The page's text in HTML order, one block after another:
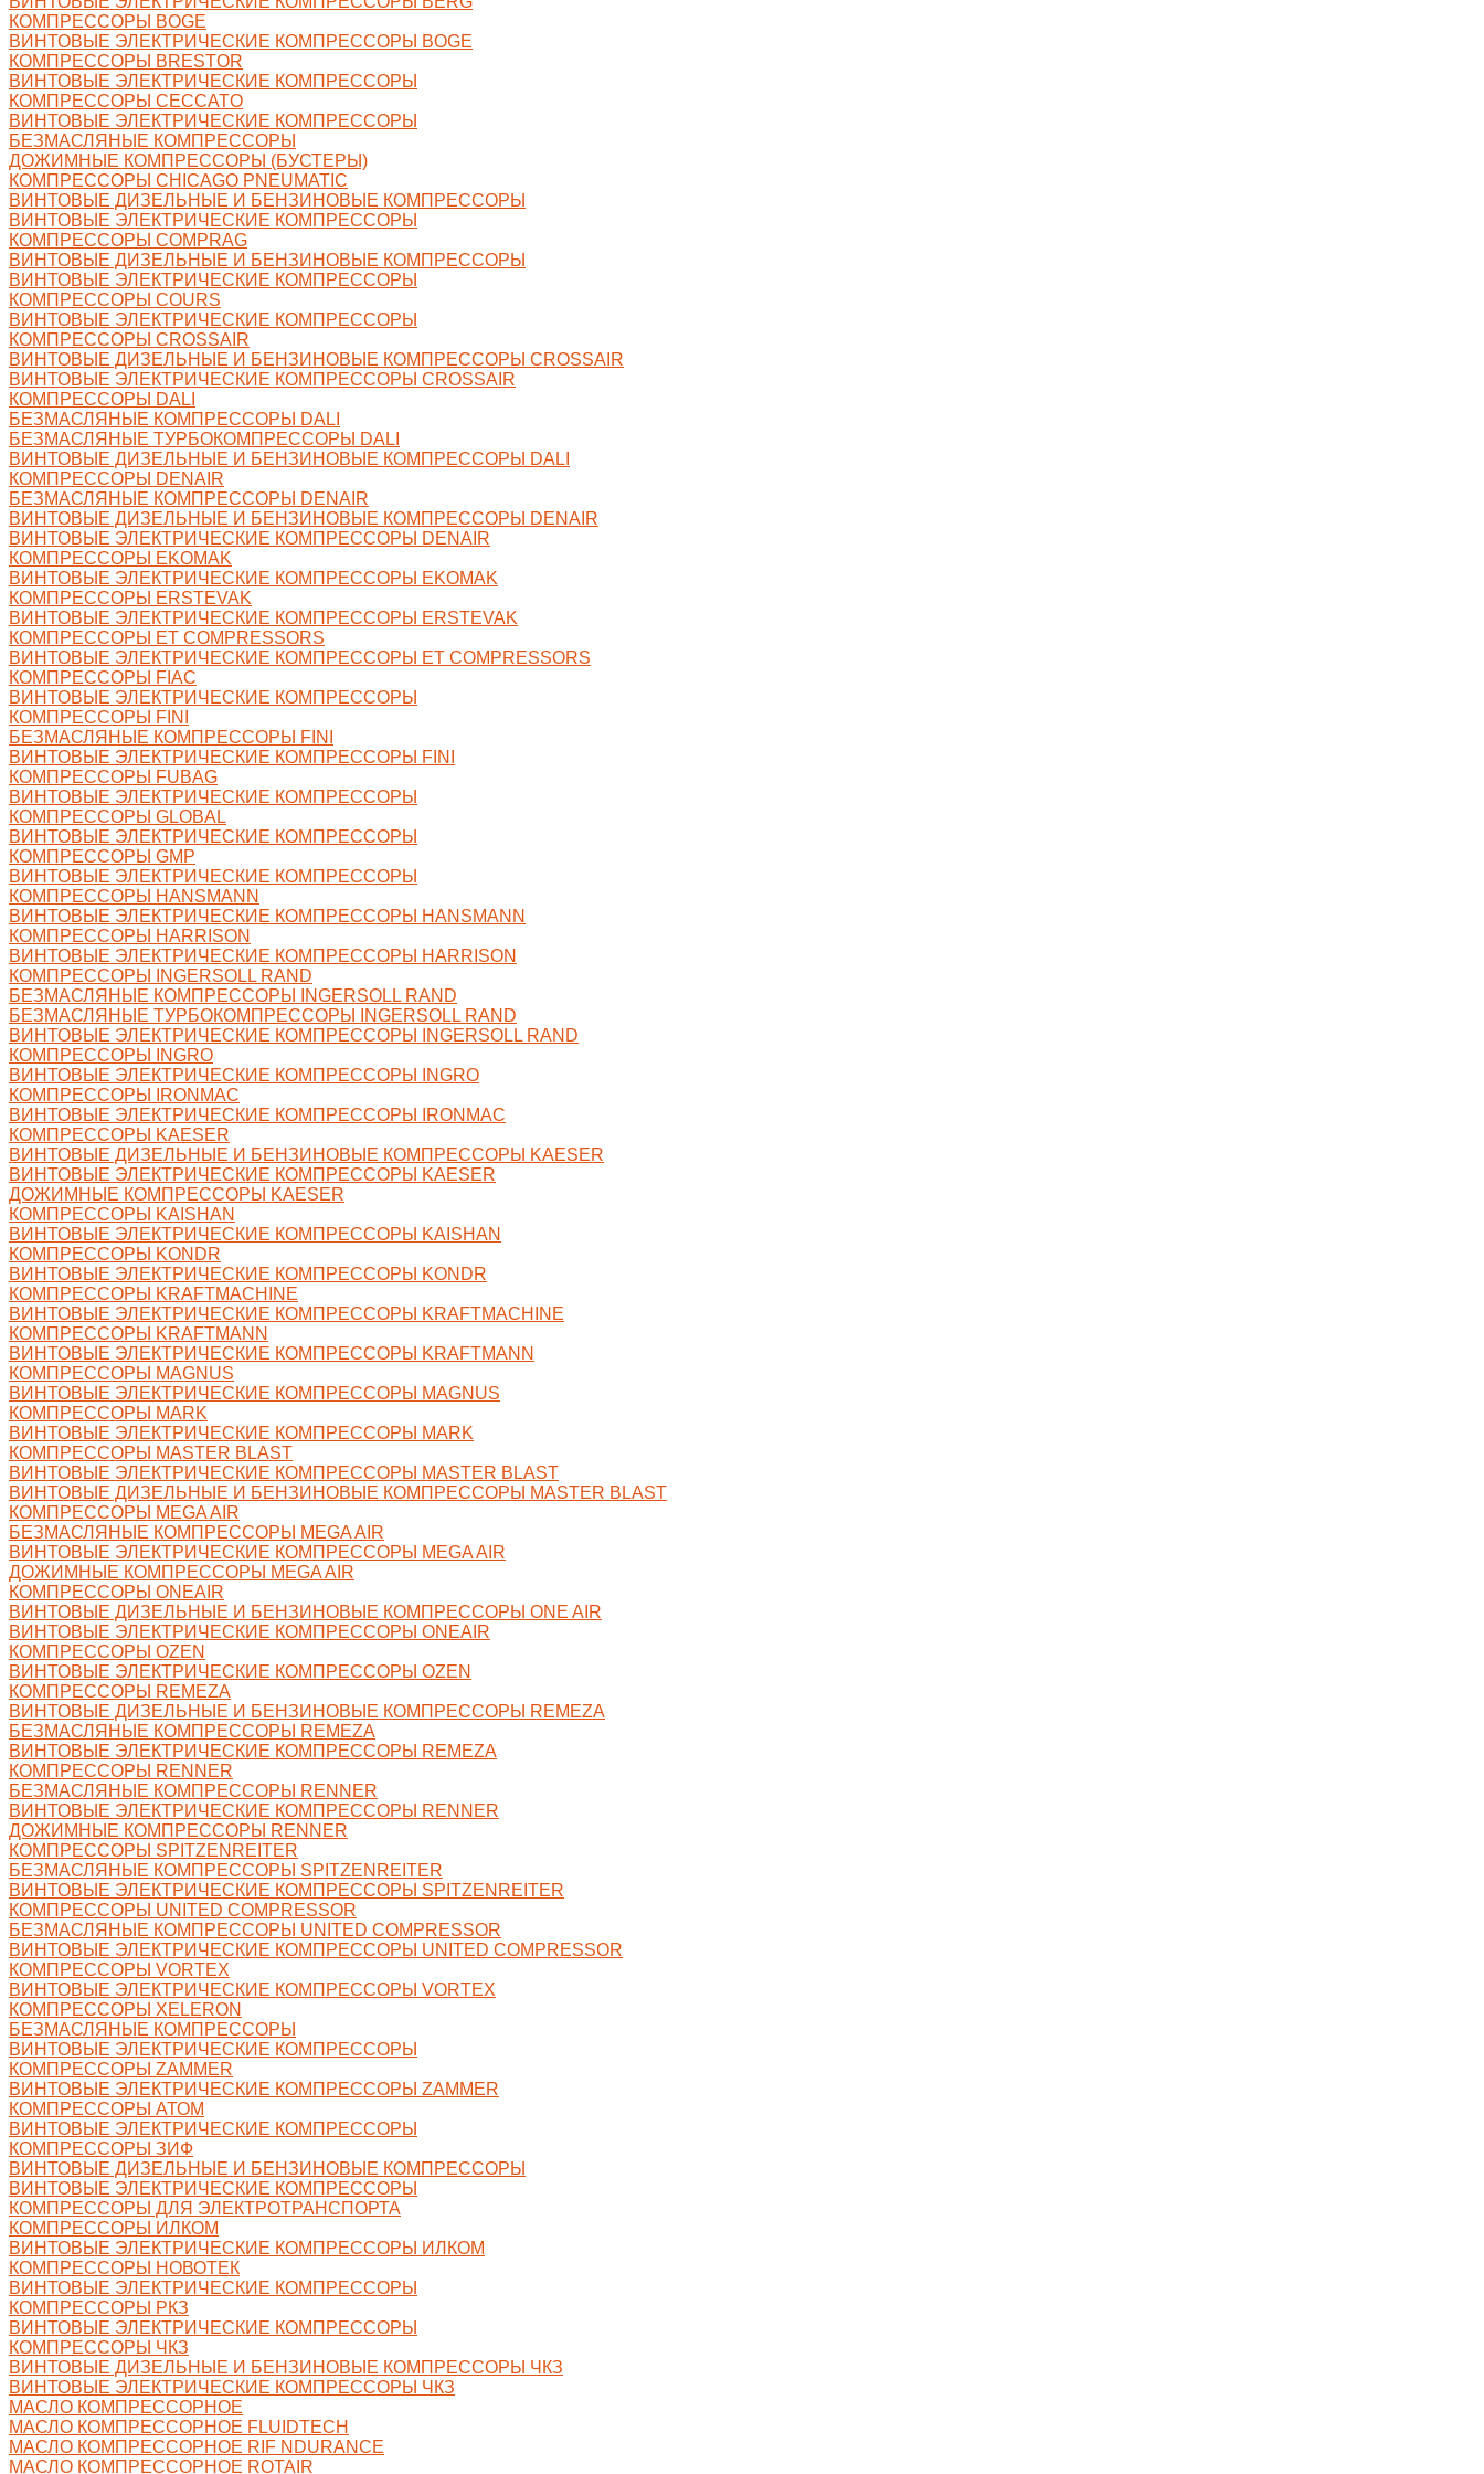
КОМПРЕССОРЫ BOGE
ВИНТОВЫЕ ЭЛЕКТРИЧЕСКИЕ КОМПРЕССОРЫ BOGE
КОМПРЕССОРЫ BRESTOR
ВИНТОВЫЕ ЭЛЕКТРИЧЕСКИЕ КОМПРЕССОРЫ
КОМПРЕССОРЫ CECCATO
ВИНТОВЫЕ ЭЛЕКТРИЧЕСКИЕ КОМПРЕССОРЫ
БЕЗМАСЛЯНЫЕ КОМПРЕССОРЫ
ДОЖИМНЫЕ КОМПРЕССОРЫ (БУСТЕРЫ)
КОМПРЕССОРЫ CHICAGO PNEUMATIC
ВИНТОВЫЕ ДИЗЕЛЬНЫЕ И БЕНЗИНОВЫЕ КОМПРЕССОРЫ
ВИНТОВЫЕ ЭЛЕКТРИЧЕСКИЕ КОМПРЕССОРЫ
КОМПРЕССОРЫ COMPRAG
ВИНТОВЫЕ ДИЗЕЛЬНЫЕ И БЕНЗИНОВЫЕ КОМПРЕССОРЫ
ВИНТОВЫЕ ЭЛЕКТРИЧЕСКИЕ КОМПРЕССОРЫ
КОМПРЕССОРЫ COURS
ВИНТОВЫЕ ЭЛЕКТРИЧЕСКИЕ КОМПРЕССОРЫ
КОМПРЕССОРЫ CROSSAIR
ВИНТОВЫЕ ДИЗЕЛЬНЫЕ И БЕНЗИНОВЫЕ КОМПРЕССОРЫ CROSSAIR
ВИНТОВЫЕ ЭЛЕКТРИЧЕСКИЕ КОМПРЕССОРЫ CROSSAIR
КОМПРЕССОРЫ DALI
БЕЗМАСЛЯНЫЕ КОМПРЕССОРЫ DALI
БЕЗМАСЛЯНЫЕ ТУРБОКОМПРЕССОРЫ DALI
ВИНТОВЫЕ ДИЗЕЛЬНЫЕ И БЕНЗИНОВЫЕ КОМПРЕССОРЫ DALI
КОМПРЕССОРЫ DENAIR
БЕЗМАСЛЯНЫЕ КОМПРЕССОРЫ DENAIR
ВИНТОВЫЕ ДИЗЕЛЬНЫЕ И БЕНЗИНОВЫЕ КОМПРЕССОРЫ DENAIR
ВИНТОВЫЕ ЭЛЕКТРИЧЕСКИЕ КОМПРЕССОРЫ DENAIR
КОМПРЕССОРЫ EKOMAK
ВИНТОВЫЕ ЭЛЕКТРИЧЕСКИЕ КОМПРЕССОРЫ EKOMAK
КОМПРЕССОРЫ ERSTEVAK
ВИНТОВЫЕ ЭЛЕКТРИЧЕСКИЕ КОМПРЕССОРЫ ERSTEVAK
КОМПРЕССОРЫ ET COMPRESSORS
ВИНТОВЫЕ ЭЛЕКТРИЧЕСКИЕ КОМПРЕССОРЫ ET COMPRESSORS
КОМПРЕССОРЫ FIAC
ВИНТОВЫЕ ЭЛЕКТРИЧЕСКИЕ КОМПРЕССОРЫ
КОМПРЕССОРЫ FINI
БЕЗМАСЛЯНЫЕ КОМПРЕССОРЫ FINI
ВИНТОВЫЕ ЭЛЕКТРИЧЕСКИЕ КОМПРЕССОРЫ FINI
КОМПРЕССОРЫ FUBAG
ВИНТОВЫЕ ЭЛЕКТРИЧЕСКИЕ КОМПРЕССОРЫ
КОМПРЕССОРЫ GLOBAL
ВИНТОВЫЕ ЭЛЕКТРИЧЕСКИЕ КОМПРЕССОРЫ
КОМПРЕССОРЫ GMP
ВИНТОВЫЕ ЭЛЕКТРИЧЕСКИЕ КОМПРЕССОРЫ
КОМПРЕССОРЫ HANSMANN
ВИНТОВЫЕ ЭЛЕКТРИЧЕСКИЕ КОМПРЕССОРЫ HANSMANN
КОМПРЕССОРЫ HARRISON
ВИНТОВЫЕ ЭЛЕКТРИЧЕСКИЕ КОМПРЕССОРЫ HARRISON
КОМПРЕССОРЫ INGERSOLL RAND
БЕЗМАСЛЯНЫЕ КОМПРЕССОРЫ INGERSOLL RAND
БЕЗМАСЛЯНЫЕ ТУРБОКОМПРЕССОРЫ INGERSOLL RAND
ВИНТОВЫЕ ЭЛЕКТРИЧЕСКИЕ КОМПРЕССОРЫ INGERSOLL RAND
КОМПРЕССОРЫ INGRO
ВИНТОВЫЕ ЭЛЕКТРИЧЕСКИЕ КОМПРЕССОРЫ INGRO
КОМПРЕССОРЫ IRONMAC
ВИНТОВЫЕ ЭЛЕКТРИЧЕСКИЕ КОМПРЕССОРЫ IRONMAC
КОМПРЕССОРЫ KAESER
ВИНТОВЫЕ ДИЗЕЛЬНЫЕ И БЕНЗИНОВЫЕ КОМПРЕССОРЫ KAESER
ВИНТОВЫЕ ЭЛЕКТРИЧЕСКИЕ КОМПРЕССОРЫ KAESER
ДОЖИМНЫЕ КОМПРЕССОРЫ KAESER
КОМПРЕССОРЫ KAISHAN
ВИНТОВЫЕ ЭЛЕКТРИЧЕСКИЕ КОМПРЕССОРЫ KAISHAN
КОМПРЕССОРЫ KONDR
ВИНТОВЫЕ ЭЛЕКТРИЧЕСКИЕ КОМПРЕССОРЫ KONDR
КОМПРЕССОРЫ KRAFTMACHINE
ВИНТОВЫЕ ЭЛЕКТРИЧЕСКИЕ КОМПРЕССОРЫ KRAFTMACHINE
КОМПРЕССОРЫ KRAFTMANN
ВИНТОВЫЕ ЭЛЕКТРИЧЕСКИЕ КОМПРЕССОРЫ KRAFTMANN
КОМПРЕССОРЫ MAGNUS
ВИНТОВЫЕ ЭЛЕКТРИЧЕСКИЕ КОМПРЕССОРЫ MAGNUS
КОМПРЕССОРЫ MARK
ВИНТОВЫЕ ЭЛЕКТРИЧЕСКИЕ КОМПРЕССОРЫ MARK
КОМПРЕССОРЫ MASTER BLAST
ВИНТОВЫЕ ЭЛЕКТРИЧЕСКИЕ КОМПРЕССОРЫ MASTER BLAST
ВИНТОВЫЕ ДИЗЕЛЬНЫЕ И БЕНЗИНОВЫЕ КОМПРЕССОРЫ MASTER BLAST
КОМПРЕССОРЫ MEGA AIR
БЕЗМАСЛЯНЫЕ КОМПРЕССОРЫ MEGA AIR
ВИНТОВЫЕ ЭЛЕКТРИЧЕСКИЕ КОМПРЕССОРЫ MEGA AIR
ДОЖИМНЫЕ КОМПРЕССОРЫ MEGA AIR
КОМПРЕССОРЫ ONEAIR
ВИНТОВЫЕ ДИЗЕЛЬНЫЕ И БЕНЗИНОВЫЕ КОМПРЕССОРЫ ONE AIR
ВИНТОВЫЕ ЭЛЕКТРИЧЕСКИЕ КОМПРЕССОРЫ ONEAIR
КОМПРЕССОРЫ OZEN
ВИНТОВЫЕ ЭЛЕКТРИЧЕСКИЕ КОМПРЕССОРЫ OZEN
КОМПРЕССОРЫ REMEZA
ВИНТОВЫЕ ДИЗЕЛЬНЫЕ И БЕНЗИНОВЫЕ КОМПРЕССОРЫ REMEZA
БЕЗМАСЛЯНЫЕ КОМПРЕССОРЫ REMEZA
ВИНТОВЫЕ ЭЛЕКТРИЧЕСКИЕ КОМПРЕССОРЫ REMEZA
КОМПРЕССОРЫ RENNER
БЕЗМАСЛЯНЫЕ КОМПРЕССОРЫ RENNER
ВИНТОВЫЕ ЭЛЕКТРИЧЕСКИЕ КОМПРЕССОРЫ RENNER
ДОЖИМНЫЕ КОМПРЕССОРЫ RENNER
КОМПРЕССОРЫ SPITZENREITER
БЕЗМАСЛЯНЫЕ КОМПРЕССОРЫ SPITZENREITER
ВИНТОВЫЕ ЭЛЕКТРИЧЕСКИЕ КОМПРЕССОРЫ SPITZENREITER
КОМПРЕССОРЫ UNITED COMPRESSOR
БЕЗМАСЛЯНЫЕ КОМПРЕССОРЫ UNITED COMPRESSOR
ВИНТОВЫЕ ЭЛЕКТРИЧЕСКИЕ КОМПРЕССОРЫ UNITED COMPRESSOR
КОМПРЕССОРЫ VORTEX
ВИНТОВЫЕ ЭЛЕКТРИЧЕСКИЕ КОМПРЕССОРЫ VORTEX
КОМПРЕССОРЫ XELERON
БЕЗМАСЛЯНЫЕ КОМПРЕССОРЫ
ВИНТОВЫЕ ЭЛЕКТРИЧЕСКИЕ КОМПРЕССОРЫ
КОМПРЕССОРЫ ZAMMER
ВИНТОВЫЕ ЭЛЕКТРИЧЕСКИЕ КОМПРЕССОРЫ ZAMMER
КОМПРЕССОРЫ АТОМ
ВИНТОВЫЕ ЭЛЕКТРИЧЕСКИЕ КОМПРЕССОРЫ
КОМПРЕССОРЫ ЗИФ
ВИНТОВЫЕ ДИЗЕЛЬНЫЕ И БЕНЗИНОВЫЕ КОМПРЕССОРЫ
ВИНТОВЫЕ ЭЛЕКТРИЧЕСКИЕ КОМПРЕССОРЫ
КОМПРЕССОРЫ ДЛЯ ЭЛЕКТРОТРАНСПОРТА
КОМПРЕССОРЫ ИЛКОМ
ВИНТОВЫЕ ЭЛЕКТРИЧЕСКИЕ КОМПРЕССОРЫ ИЛКОМ
КОМПРЕССОРЫ НОВОТЕК
ВИНТОВЫЕ ЭЛЕКТРИЧЕСКИЕ КОМПРЕССОРЫ
КОМПРЕССОРЫ РКЗ
ВИНТОВЫЕ ЭЛЕКТРИЧЕСКИЕ КОМПРЕССОРЫ
КОМПРЕССОРЫ ЧКЗ
ВИНТОВЫЕ ДИЗЕЛЬНЫЕ И БЕНЗИНОВЫЕ КОМПРЕССОРЫ ЧКЗ
ВИНТОВЫЕ ЭЛЕКТРИЧЕСКИЕ КОМПРЕССОРЫ ЧКЗ
МАСЛО КОМПРЕССОРНОЕ
МАСЛО КОМПРЕССОРНОЕ FLUIDTECH
МАСЛО КОМПРЕССОРНОЕ RIF NDURANCE
МАСЛО КОМПРЕССОРНОЕ ROTAIR